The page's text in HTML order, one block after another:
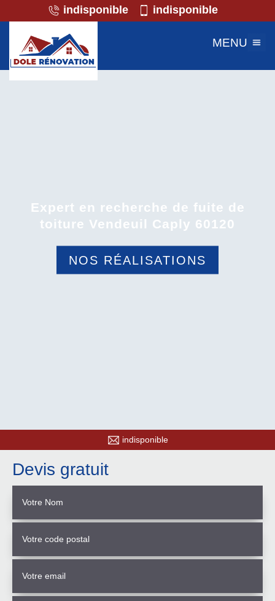
indisponible indisponible
MENU
Expert en recherche de fuite de
toiture Vendeuil Caply 60120
NOS RÉALISATIONS
indisponible
Devis gratuit